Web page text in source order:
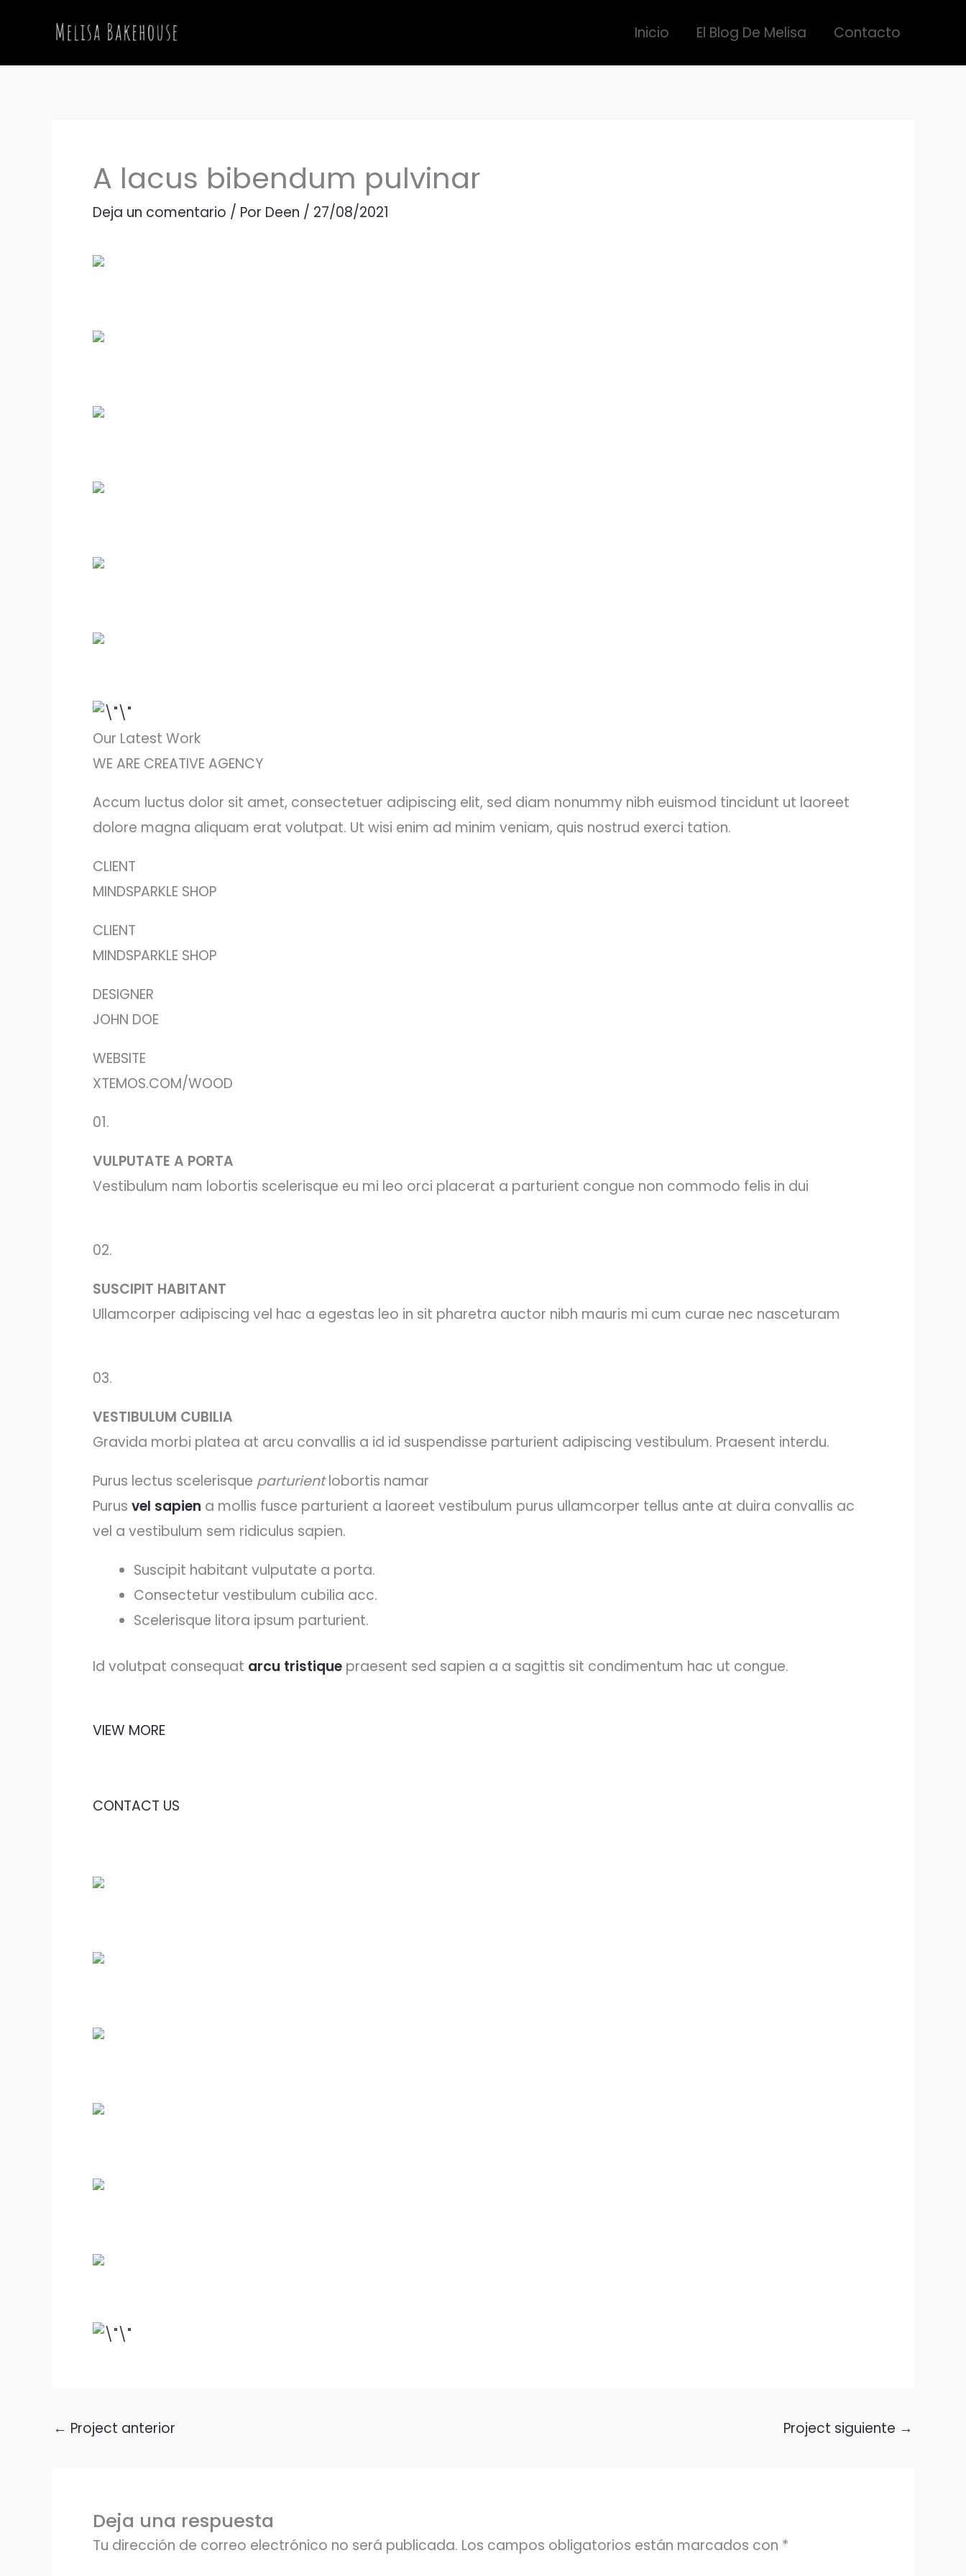
contenido
Inicio El Blog De Melisa Contacto
A lacus bibendum pulvinar
Deja un comentario / Por Deen / 27/08/2021
Our Latest Work
WE ARE CREATIVE AGENCY
Accum luctus dolor sit amet, consectetuer adipiscing elit, sed diam nonummy nibh euismod tincidunt ut laoreet
dolore magna aliquam erat volutpat. Ut wisi enim ad minim veniam, quis nostrud exerci tation.
CLIENT
MINDSPARKLE SHOP
CLIENT
MINDSPARKLE SHOP
DESIGNER
JOHN DOE
WEBSITE
XTEMOS.COM/WOOD
01.
VULPUTATE A PORTA
Vestibulum nam lobortis scelerisque eu mi leo orci placerat a parturient congue non commodo felis in dui
02.
SUSCIPIT HABITANT
Ullamcorper adipiscing vel hac a egestas leo in sit pharetra auctor nibh mauris mi cum curae nec nasceturam
03.
VESTIBULUM CUBILIA
Gravida morbi platea at arcu convallis a id id suspendisse parturient adipiscing vestibulum. Praesent interdu.
Purus lectus scelerisque parturientlobortis namar
Purus vel sapien a mollis fusce parturient a laoreet vestibulum purus ullamcorper tellus ante at duira convallis ac
vel a vestibulum sem ridiculus sapien.
Suscipit habitant vulputate a porta.
Consectetur vestibulum cubilia acc.
Scelerisque litora ipsum parturient.
Id volutpat consequat arcu tristique praesent sed sapien a a sagittis sit condimentum hac ut congue.
VIEW MORE
CONTACT US
← Project anterior Project siguiente →
Deja una respuesta
Tu dirección de correo electrónico no será publicada. Los campos obligatorios están marcados con *